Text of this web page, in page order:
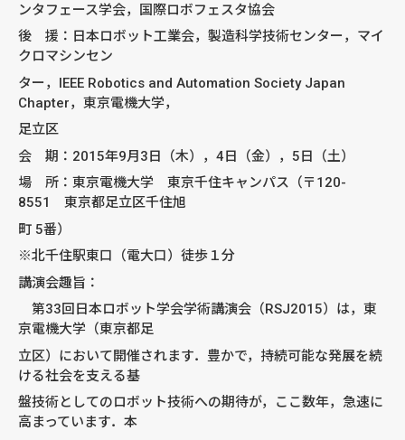
ンタフェース学会，国際ロボフェスタ協会
後 援：日本ロボット工業会，製造科学技術センター，マイ
クロマシンセン
ター，IEEE Robotics and Automation Society Japan
Chapter，東京電機大学，
足立区
会 期：2015年9月3日（木），4日（金），5日（土）
場 所：東京電機大学 東京千住キャンパス（〒120-
8551 東京都足立区千住旭
町 5番）
※北千住駅東口（電大口）徒歩１分
講演会趣旨：
第33回日本ロボット学会学術講演会（RSJ2015）は，東
京電機大学（東京都足
立区）において開催されます．豊かで，持続可能な発展を続
ける社会を支える基
盤技術としてのロボット技術への期待が，ここ数年，急速に
高まっています．本